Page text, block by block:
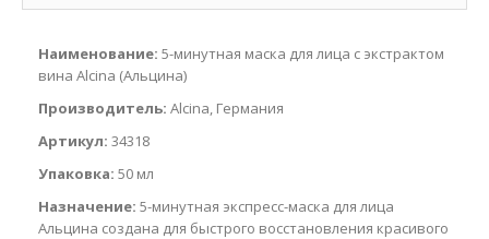
Наименование: 5-минутная маска для лица с экстрактом
вина Alcina (Альцина)
Производитель: Alcina, Германия
Артикул: 34318
Упаковка: 50 мл
Назначение: 5-минутная экспресс-маска для лица
Альцина создана для быстрого восстановления красивого